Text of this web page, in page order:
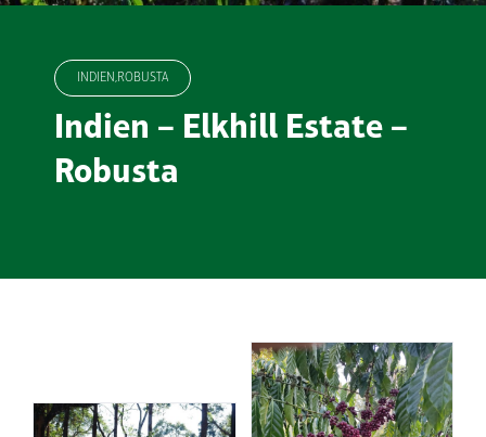
INDIEN,ROBUSTA
Indien – Elkhill Estate –
Robusta